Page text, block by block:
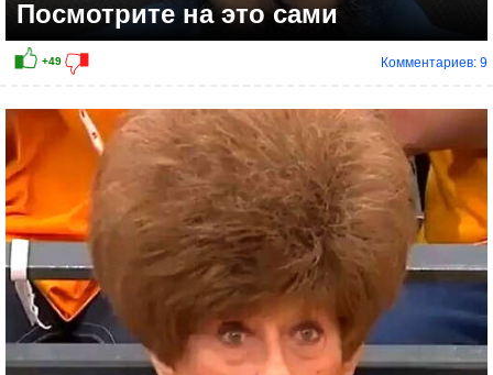
Посмотрите на это сами
Комментариев: 9